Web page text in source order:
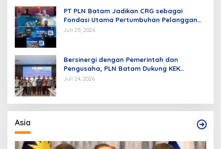
PT PLN Batam Jadikan CRG sebagai
Fondasi Utama Pertumbuhan Pelanggan
dan Pembangunan Infrastruktur
Juli 25, 2026
Bersinergi dengan Pemerintah dan
Pengusaha, PLN Batam Dukung KEK
Tanjung Sauh sebagai Hub Energi Baru
Juli 24, 2026
Asia